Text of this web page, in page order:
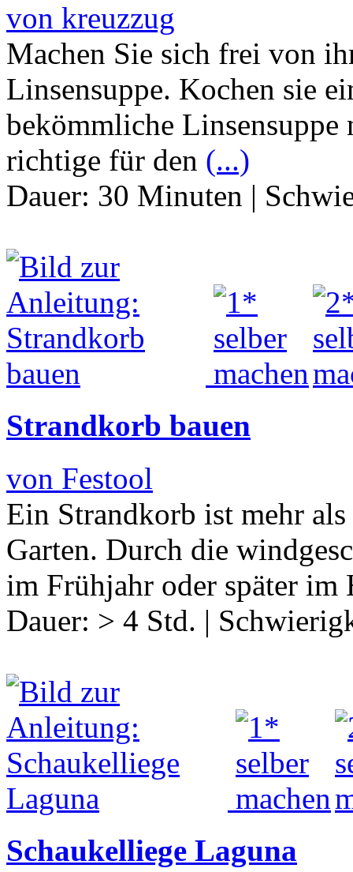
von kreuzzug
Machen Sie sich frei von
Linsensuppe. Kochen sie
bekömmliche Linsensuppe
richtige für den (...)
Dauer: 30 Minuten |
Strandkorb bauen
von Festool
Ein Strandkorb ist mehr
Garten. Durch die
im Frühjahr oder später im
Dauer: > 4 Std. |
Schaukelliege Laguna